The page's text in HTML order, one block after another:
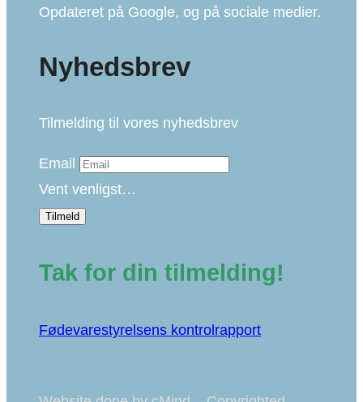
Opdateret på Google, og på sociale medier.
Nyhedsbrev
Tilmelding til vores nyhedsbrev
Email
Vent venligst…
Tilmeld
Tak for din tilmelding!
Fødevarestyrelsens kontrolrapport